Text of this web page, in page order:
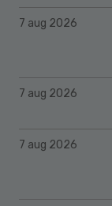
7 aug 2026
7 aug 2026
7 aug 2026